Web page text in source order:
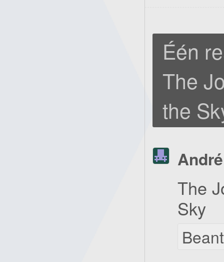
Één
The
the
André
The
Sky